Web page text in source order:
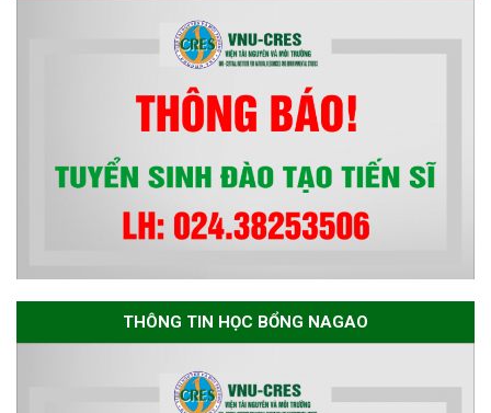
bền vững đợt 1 năm 2026
THÔNG TIN HỌC BỔNG NAGAO